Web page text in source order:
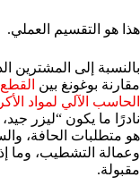
هذا هو التقسيم العملي.
بالنسبة إلى المشترين
مقارنة بوغونغ بين
الحاسب الآلي لمواد
نادرًا ما يكون “ليزر
هو متطلبات الحافة،
وعمالة التشطيب، وما
مقبولة.